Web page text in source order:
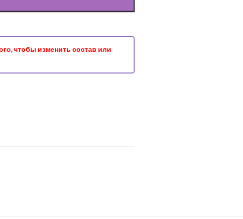
чтобы изменить состав или